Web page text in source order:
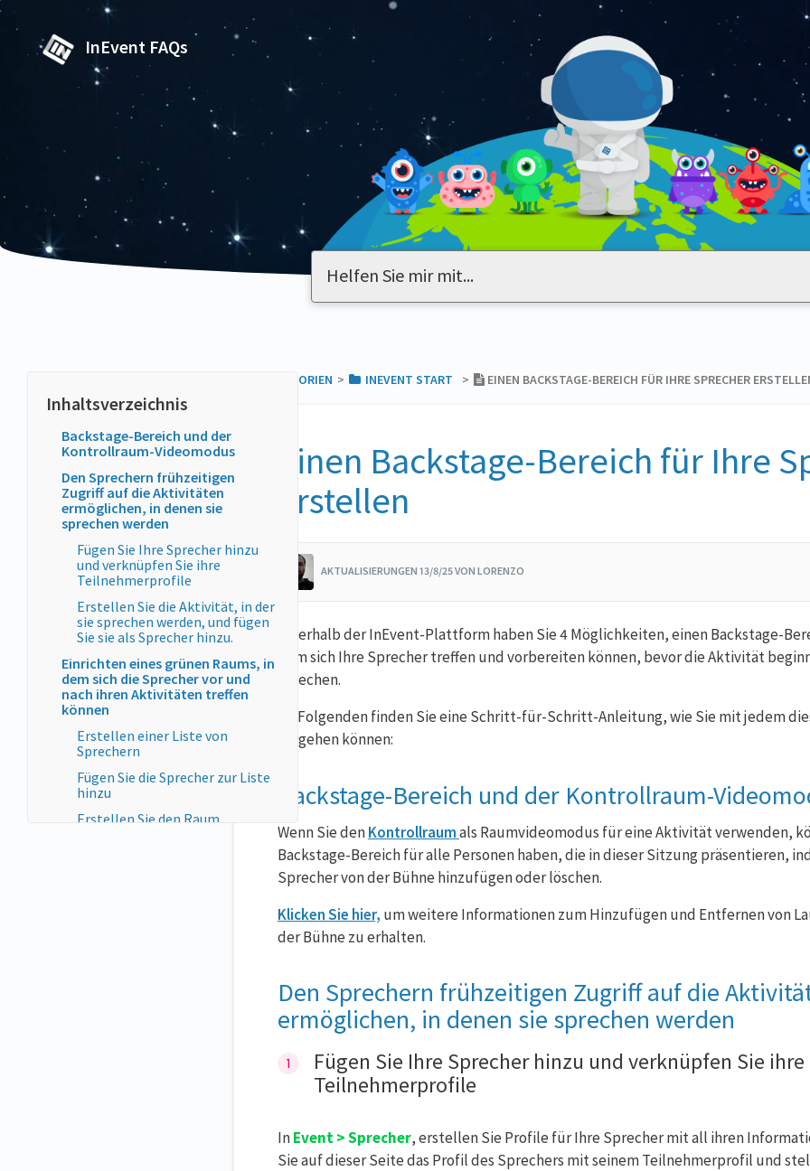
InEvent FAQs
ALLE KATEGORIEN ​>​ ​INEVENT START ​>​ EINEN BACKSTAGE-BEREICH FÜR IHRE SPRECHER
Einen Backstage-Bereich für Ihre
erstellen
AKTUALISIERUNGEN 13/8/25 VON LORENZO
Backstage-Bereich und der
Kontrollraum-Videomodus
Den Sprechern frühzeitigen
Zugriff auf die Aktivitäten
ermöglichen, in denen sie
sprechen werden
Fügen Sie Ihre Sprecher hinzu
und verknüpfen Sie ihre
Teilnehmerprofile
Erstellen Sie die Aktivität, in der
sie sprechen werden, und fügen
Sie sie als Sprecher hinzu.
Einrichten eines grünen Raums, in
dem sich die Sprecher vor und
nach ihren Aktivitäten treffen
können
Erstellen einer Liste von
Sprechern
Fügen Sie die Sprecher zur Liste
hinzu
Erstellen Sie den Raum
Innerhalb der InEvent-Plattform haben Sie 4 Möglichkeiten, einen Backstage-
dem sich Ihre Sprecher treffen und vorbereiten können, bevor die Aktivität
sprechen.
Im Folgenden finden Sie eine Schritt-für-Schritt-Anleitung, wie Sie mit jedem
vorgehen können:
Backstage-Bereich und der Kontrollraum-
Wenn Sie denKontrollraumals Raumvideomodus für eine Aktivität verwenden,
Backstage-Bereich für alle Personen haben, die in dieser Sitzung präsentieren,
Sprecher von der Bühne hinzufügen oder löschen.
Klicken Sie hier, um weitere Informationen zum Hinzufügen und Entfernen von
der Bühne zu erhalten.
Den Sprechern frühzeitigen Zugriff auf die
ermöglichen, in denen sie sprechen werden
Fügen Sie Ihre Sprecher hinzu und verknüpfen Sie ihre
Teilnehmerprofile
InEvent > Sprecher, erstellen Sie Profile für Ihre Sprecher mit all ihren
Sie auf dieser Seite das Profil des Sprechers mit seinem Teilnehmerprofil und